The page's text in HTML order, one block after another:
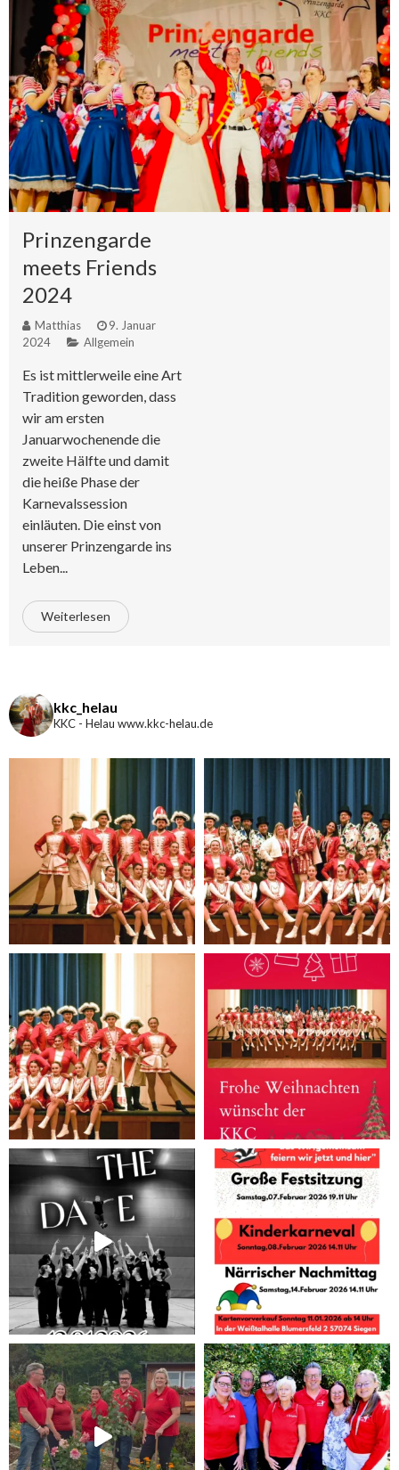
Prinzengarde
meets Friends
2024
Matthias
9. Januar
2024
Allgemein
Es ist mittlerweile eine Art
Tradition geworden, dass
wir am ersten
Januarwochenende die
zweite Hälfte und damit
die heiße Phase der
Karnevalssession
einläuten. Die einst von
unserer Prinzengarde ins
Leben...
Weiterlesen
kkc_helau
KKC - Helau www.kkc-helau.de